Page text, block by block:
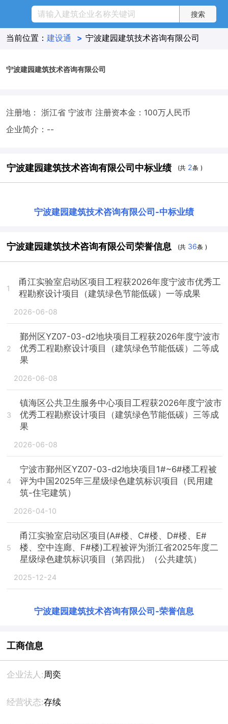
当前位置： 建设通 > 宁波建园建筑技术咨询有限公司
宁波建园建筑技术咨询有限公司
注册地： 浙江省 宁波市 注册资本金：100万人民币
企业简介：--
宁波建园建筑技术咨询有限公司中标业绩 (共 2条 )
宁波建园建筑技术咨询有限公司 -中标业绩
宁波建园建筑技术咨询有限公司荣誉信息 (共 36条 )
1
甬江实验室启动区项目工程获2026年度宁波市优秀工
程勘察设计项目（建筑绿色节能低碳）一等成果
2026-06-08
2
鄞州区YZ07-03-d2地块项目工程获2026年度宁波市
优秀工程勘察设计项目（建筑绿色节能低碳）二等成
果
2026-06-08
3
镇海区公共卫生服务中心项目工程获2026年度宁波市
优秀工程勘察设计项目（建筑绿色节能低碳）三等成
果
2026-06-08
4
宁波市鄞州区YZ07-03-d2地块项目1#~6#楼工程被
评为中国2025年三星级绿色建筑标识项目（民用建
筑-住宅建筑）
2026-04-10
5
甬江实验室启动区项目(A#楼、C#楼、D#楼、E#
楼、空中连廊、F#楼)工程被评为浙江省2025年度二
星级绿色建筑标识项目（第四批）（公共建筑）
2025-12-24
宁波建园建筑技术咨询有限公司 -荣誉信息
工商信息
企业法人: 周奕
经营状态:存续